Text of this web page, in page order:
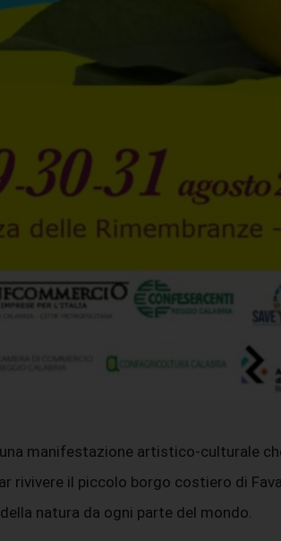
manifestazione artistico-culturale
rivivere il piccolo borgo costiero di
natura da ogni parte del mondo.